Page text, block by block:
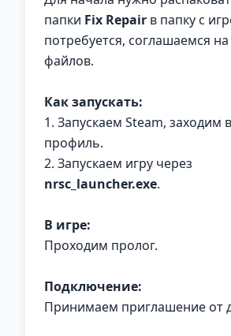
папки Fix Repair в папку с
потребуется, соглашаемся
файлов.
Как запускать:
1. Запускаем Steam, заходим
профиль.
2. Запускаем игру через
nrsc_launcher.exe.
В игре:
Проходим пролог.
Подключение:
Принимаем приглашение от